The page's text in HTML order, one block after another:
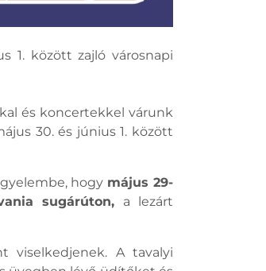
1. között zajló városnapi
és koncertekkel várunk
30. és június 1. között
hogy május 29-
sugárúton, a lezárt
viselkedjenek. A tavalyi